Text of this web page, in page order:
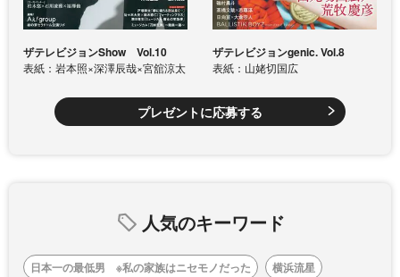
ザテレビジョンShow Vol.10
表紙：岩本照×深澤辰哉×宮舘涼太
ザテレビジョンgenic. Vol.8
表紙：山姥切国広
プレゼントに応募する
人気のキーワード
日本一の最低男 ※私の家族はニセモノだった
横浜流星